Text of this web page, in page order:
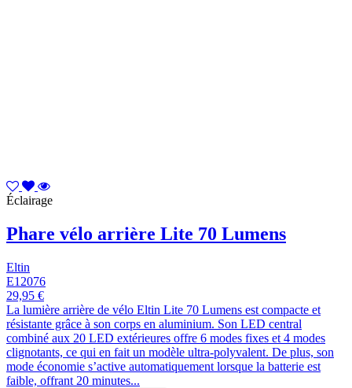
Éclairage
Phare vélo arrière Lite 70 Lumens
Eltin
E12076
29,95 €
La lumière arrière de vélo Eltin Lite 70 Lumens est compacte et
résistante grâce à son corps en aluminium. Son LED central
combiné aux 20 LED extérieures offre 6 modes fixes et 4 modes
clignotants, ce qui en fait un modèle ultra-polyvalent. De plus, son
mode économie s’active automatiquement lorsque la batterie est
faible, offrant 20 minutes...